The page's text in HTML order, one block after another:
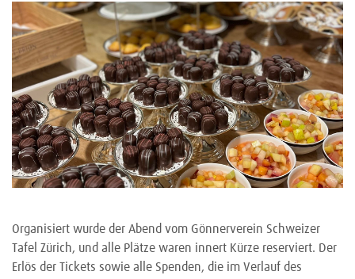
Organisiert wurde der Abend vom Gönnerverein Schweizer
Tafel Zürich, und alle Plätze waren innert Kürze reserviert. Der
Erlös der Tickets sowie alle Spenden, die im Verlauf des